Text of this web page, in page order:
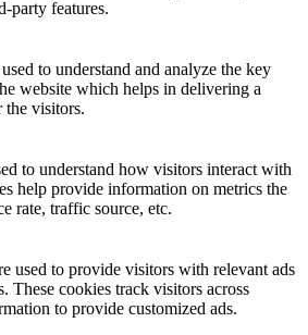
party features.
to understand and analyze the key
website which helps in delivering a
the visitors.
to understand how visitors interact with
help provide information on metrics the
rate, traffic source, etc.
used to provide visitors with relevant ads
These cookies track visitors across
to provide customized ads.